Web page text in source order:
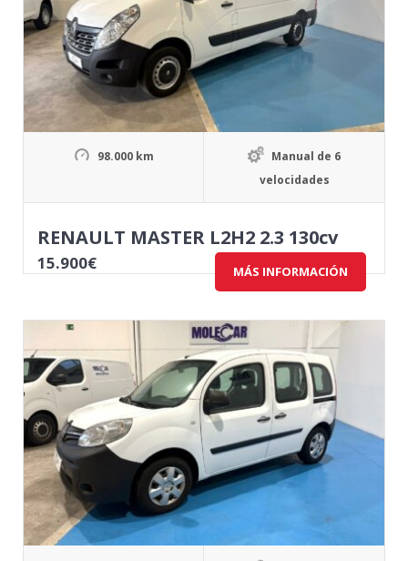
98.000 km
Manual de 6
velocidades
RENAULT MASTER L2H2 2.3 130cv
15.900€ MÁS INFORMACIÓN